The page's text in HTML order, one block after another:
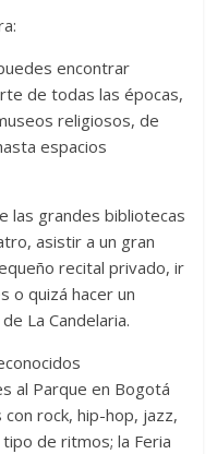
encontrar
de todas las épocas,
religiosos, de
espacios
las grandes bibliotecas
asistir a un gran
recital privado, ir
o quizá hacer un
La Candelaria.
al Parque en Bogotá
rock, hip-hop, jazz,
de ritmos; la Feria